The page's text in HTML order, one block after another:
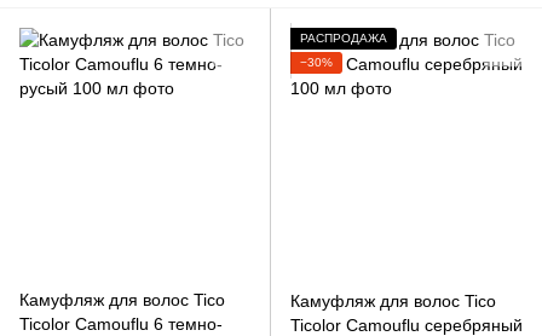
Камуфляж для волос Tico
Ticolor Camouflu 6 темно-
РАСПРОДАЖА
−30%
Камуфляж для волос Tico
Ticolor Camouflu серебряный